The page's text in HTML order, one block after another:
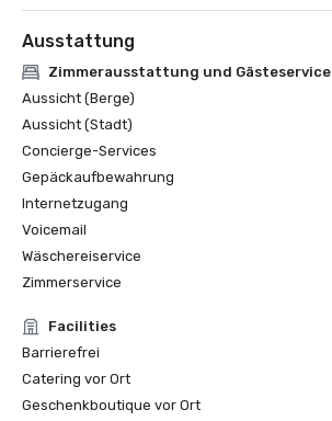
Ausstattung
Zimmerausstattung und Gästeservice
Aussicht (Berge)
Aussicht (Stadt)
Concierge-Services
Gepäckaufbewahrung
Internetzugang
Voicemail
Wäschereiservice
Zimmerservice
Facilities
Barrierefrei
Catering vor Ort
Geschenkboutique vor Ort